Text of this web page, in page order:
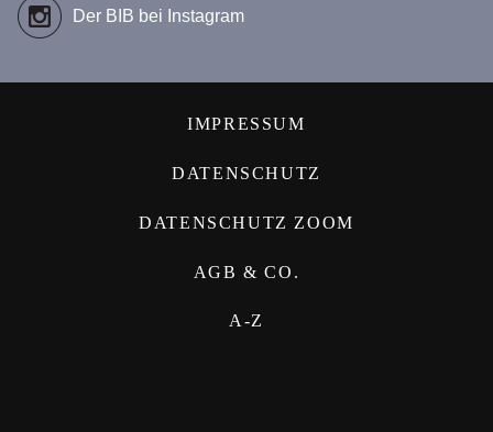
IMPRESSUM
DATENSCHUTZ
DATENSCHUTZ ZOOM
AGB & CO.
A-Z
Der BIB bei Instagram